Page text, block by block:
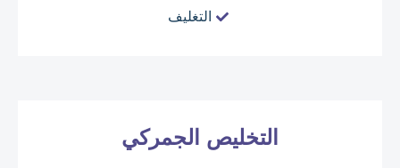
التغليف
التخليص الجمركي